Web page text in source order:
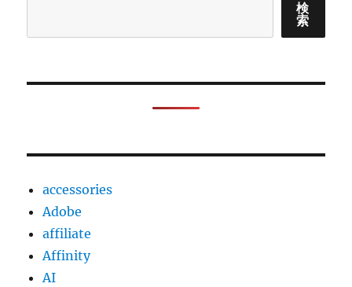
検
索
accessories
Adobe
affiliate
Affinity
AI